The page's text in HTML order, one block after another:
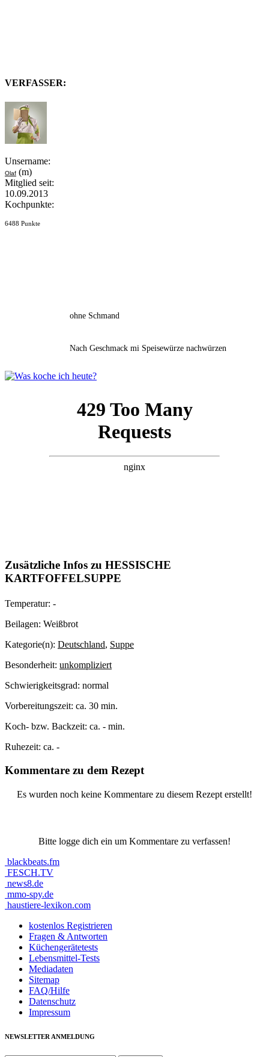
VERFASSER:
Unsername:
Olaf (m)
Mitglied seit:
10.09.2013
Kochpunkte:
6488 Punkte
ohne Schmand
Nach Geschmack mi Speisewürze nachwürzen
Zusätzliche Infos zu HESSISCHE
KARTFOFFELSUPPE
Temperatur: -
Beilagen: Weißbrot
Kategorie(n): Deutschland, Suppe
Besonderheit: unkompliziert
Schwierigkeitsgrad: normal
Vorbereitungszeit: ca. 30 min.
Koch- bzw. Backzeit: ca. - min.
Ruhezeit: ca. -
Kommentare zu dem Rezept
Es wurden noch keine Kommentare zu diesem Rezept erstellt!
Bitte logge dich ein um Kommentare zu verfassen!
blackbeats.fm
FESCH.TV
news8.de
mmo-spy.de
haustiere-lexikon.com
kostenlos Registrieren
Fragen & Antworten
Küchengerätetests
Lebensmittel-Tests
Mediadaten
Sitemap
FAQ/Hilfe
Datenschutz
Impressum
NEWSLETTER ANMELDUNG